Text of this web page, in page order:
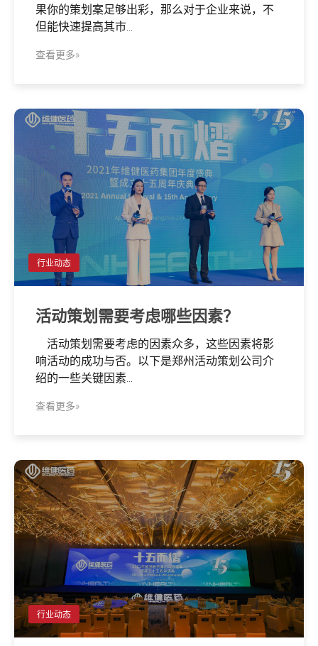
果你的策划案足够出彩，那么对于企业来说，不
但能快速提高其市...
查看更多»
行业动态
活动策划需要考虑哪些因素？
活动策划需要考虑的因素众多，这些因素将影
响活动的成功与否。以下是郑州活动策划公司介
绍的一些关键因素...
查看更多»
行业动态